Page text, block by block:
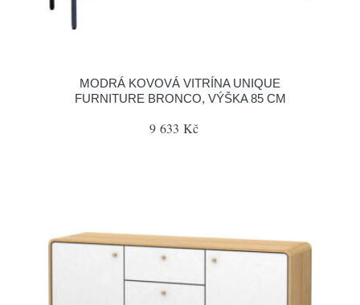
MODRÁ KOVOVÁ VITRÍNA UNIQUE
FURNITURE BRONCO, VÝŠKA 85 CM
9 633 Kč